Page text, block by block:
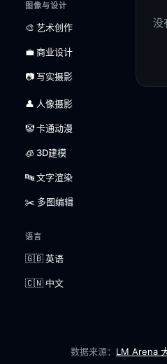
图像与设计
🎨 艺术创作
💼 商业设计
📷 写实摄影
👤 人像摄影
🤡 卡通动漫
🧊 3D建模
🔤 文字渲染
✂️ 多图编辑
语言
🇬🇧 英语
🇨🇳 中文
没
数据来源： LM Arena